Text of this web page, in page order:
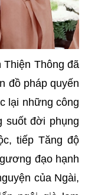
Thông đã
đồ pháp quyến
lại những công
suốt đời phụng
tiếp Tăng độ
đạo hạnh
của Ngài,